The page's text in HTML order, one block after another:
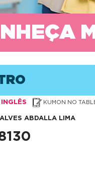
INGLÊS KUMON NO
ABDALLA LIMA